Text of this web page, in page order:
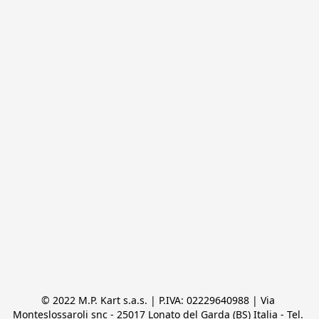
© 2022 M.P. Kart s.a.s. | P.IVA: 02229640988 | Via
Monteslossaroli snc - 25017 Lonato del Garda (BS) Italia - Tel.